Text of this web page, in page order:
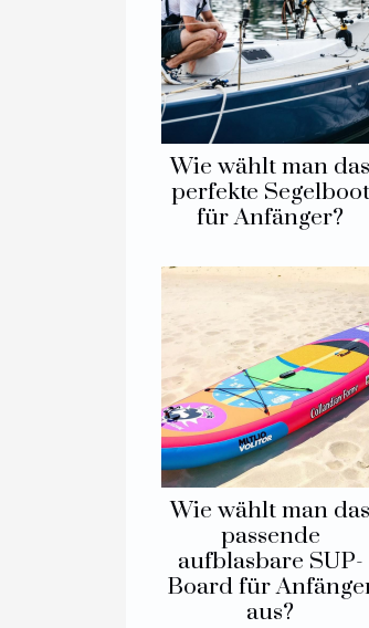
Wie wählt man das
perfekte Segelboot
für Anfänger?
Wie wählt man das
passende
aufblasbare SUP-
Board für
aus?